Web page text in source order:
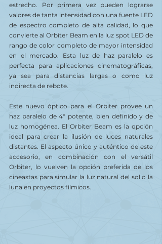
estrecho. Por primera vez pueden lograrse
valores de tanta intensidad con una fuente LED
de espectro completo de alta calidad, lo que
convierte al Orbiter Beam en la luz spot LED de
rango de color completo de mayor intensidad
en el mercado. Esta luz de haz paralelo es
perfecta para aplicaciones cinematográficas,
ya sea para distancias largas o como luz
indirecta de rebote.
Este nuevo óptico para el Orbiter provee un
haz paralelo de 4° potente, bien definido y de
luz homogénea. El Orbiter Beam es la opción
ideal para crear la ilusión de luces naturales
distantes. El aspecto único y auténtico de este
accesorio, en combinación con el versátil
Orbiter, lo vuelven la opción preferida de los
cineastas para simular la luz natural del sol o la
luna en proyectos fílmicos.